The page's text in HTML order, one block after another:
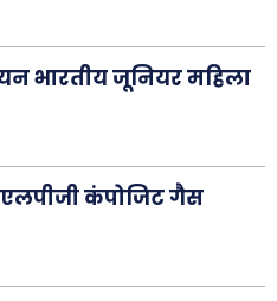
भारतीय जूनियर महिला
कंपोजिट गैस